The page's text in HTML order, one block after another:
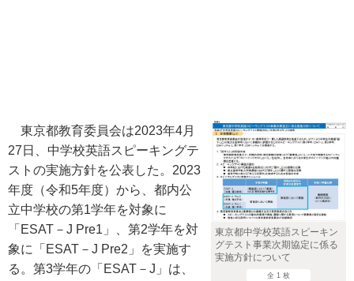
東京都中学校英語スピーキン
グテスト事業次期協定に係る
実施方針について
全 1 枚
東京都教育委員会は2023年4月
27日、中学校英語スピーキングテ
ストの実施方針を公表した。2023
年度（令和5年度）から、都内公
立中学校の第1学年を対象に
「ESAT－J Pre1」、第2学年を対
象に「ESAT－J Pre2」を実施す
る。第3学年の「ESAT－J」は、